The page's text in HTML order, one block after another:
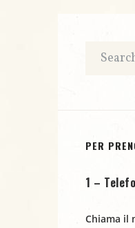
PER
1 –
Chiama il